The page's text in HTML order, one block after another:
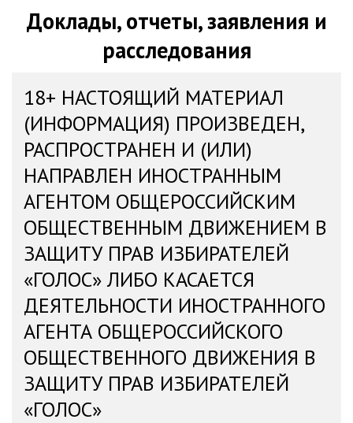
Доклады, отчеты, заявления и
расследования
18+ НАСТОЯЩИЙ МАТЕРИАЛ
(ИНФОРМАЦИЯ) ПРОИЗВЕДЕН,
РАСПРОСТРАНЕН И (ИЛИ)
НАПРАВЛЕН ИНОСТРАННЫМ
АГЕНТОМ ОБЩЕРОССИЙСКИМ
ОБЩЕСТВЕННЫМ ДВИЖЕНИЕМ В
ЗАЩИТУ ПРАВ ИЗБИРАТЕЛЕЙ
«ГОЛОС» ЛИБО КАСАЕТСЯ
ДЕЯТЕЛЬНОСТИ ИНОСТРАННОГО
АГЕНТА ОБЩЕРОССИЙСКОГО
ОБЩЕСТВЕННОГО ДВИЖЕНИЯ В
ЗАЩИТУ ПРАВ ИЗБИРАТЕЛЕЙ
«ГОЛОС»